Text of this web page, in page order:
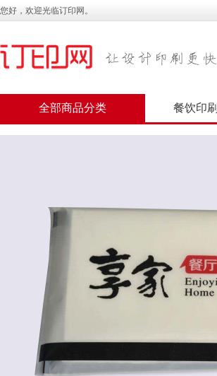
您好，欢迎光临订印网。
全部商品分类 餐饮印刷